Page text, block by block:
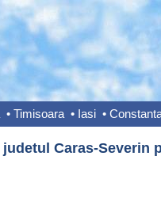
• Timisoara • Iasi •
Caras-Severin